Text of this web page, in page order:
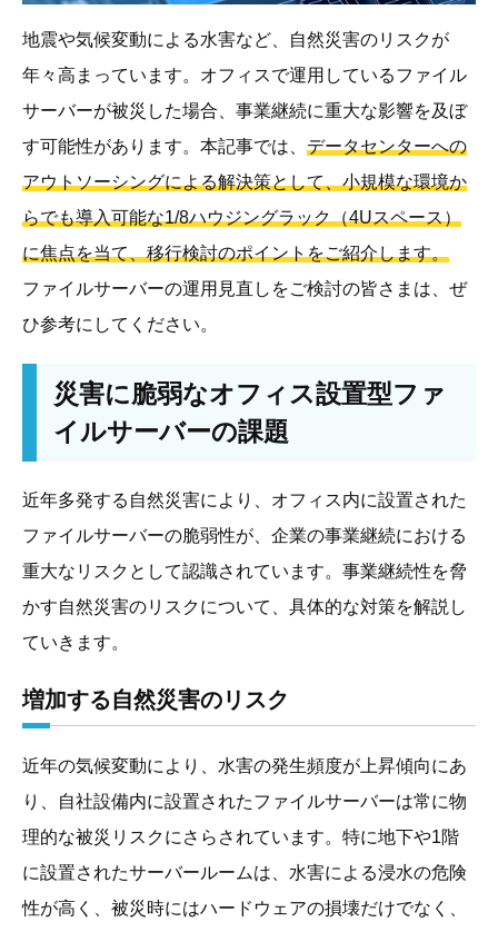
地震や気候変動による水害など、自然災害のリスクが
年々高まっています。オフィスで運用しているファイル
サーバーが被災した場合、事業継続に重大な影響を及ぼ
す可能性があります。本記事では、 データセンターへの
アウトソーシングによる解決策として、小規模な環境か
らでも導入可能な1/8ハウジングラック（4Uスペース）
に焦点を当て、移行検討のポイントをご紹介します。
ファイルサーバーの運用見直しをご検討の皆さまは、ぜ
ひ参考にしてください。
災害に脆弱なオフィス設置型ファ
イルサーバーの課題
近年多発する自然災害により、オフィス内に設置された
ファイルサーバーの脆弱性が、企業の事業継続における
重大なリスクとして認識されています。事業継続性を脅
かす自然災害のリスクについて、具体的な対策を解説し
ていきます。
増加する自然災害のリスク
近年の気候変動により、水害の発生頻度が上昇傾向にあ
り、自社設備内に設置されたファイルサーバーは常に物
理的な被災リスクにさらされています。特に地下や1階
に設置されたサーバールームは、水害による浸水の危険
性が高く、被災時にはハードウェアの損壊だけでなく、